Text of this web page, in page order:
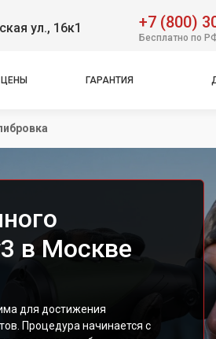
ул., 16к1 +7 (800)
Бесплатно по
ЦЕНЫ ГАРАНТИЯ
в Москве
для достижения
Процедура начинается с